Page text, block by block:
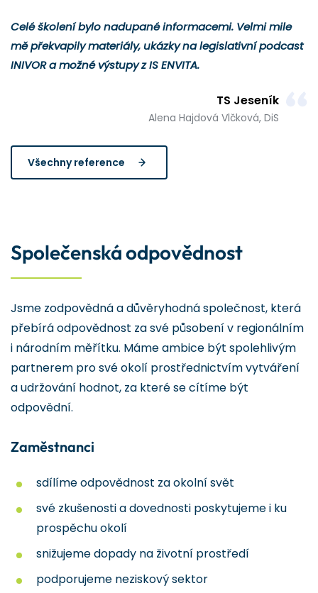
Celé školení bylo nadupané informacemi. Velmi mile
mě překvapily materiály, ukázky na legislativní podcast
INIVOR a možné výstupy z IS ENVITA.
TS Jeseník
Alena Hajdová Vlčková, DiS
Všechny reference
Společenská odpovědnost
Jsme zodpovědná a důvěryhodná společnost, která
přebírá odpovědnost za své působení v regionálním
i národním měřítku. Máme ambice být spolehlivým
partnerem pro své okolí prostřednictvím vytváření
a udržování hodnot, za které se cítíme být
odpovědní.
Zaměstnanci
sdílíme odpovědnost za okolní svět
své zkušenosti a dovednosti poskytujeme i ku
prospěchu okolí
snižujeme dopady na životní prostředí
podporujeme neziskový sektor